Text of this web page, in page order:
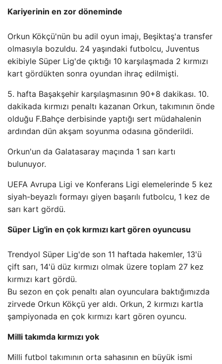
Kariyerinin en zor döneminde
Orkun Kökçü'nün bu adil oyun imajı, Beşiktaş'a transfer
olmasıyla bozuldu. 24 yaşındaki futbolcu, Juventus
ekibiyle Süper Lig'de çıktığı 10 karşılaşmada 2 kırmızı
kart gördükten sonra oyundan ihraç edilmişti.
5. hafta Başakşehir karşılaşmasının 90+8 dakikası. 10.
dakikada kırmızı penaltı kazanan Orkun, takımının önde
olduğu F.Bahçe derbisinde yaptığı sert müdahalenin
ardından dün akşam soyunma odasına gönderildi.
Orkun'un da Galatasaray maçında 1 sarı kartı
bulunuyor.
UEFA Avrupa Ligi ve Konferans Ligi elemelerinde 5 kez
siyah-beyazlı formayı giyen başarılı futbolcu, 1 kez de
sarı kart gördü.
Süper Lig'in en çok kırmızı kart gören oyuncusu
Trendyol Süper Lig'de son 11 haftada hakemler, 13'ü
çift sarı, 14'ü düz kırmızı olmak üzere toplam 27 kez
kırmızı kart gördü.
Bu sezon en çok penaltı alan oyunculara baktığımızda
zirvede Orkun Kökçü yer aldı. Orkun, 2 kırmızı kartla
şampiyonada en çok kırmızı kart gören oyuncu.
Milli takımda kırmızı yok
Milli futbol takımının orta sahasının en büyük ismi